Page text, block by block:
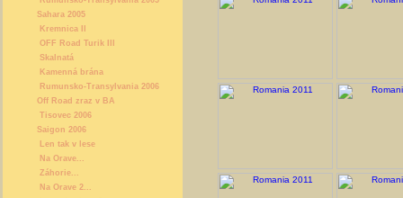
Sahara 2005
Kremnica II
OFF Road Turik III
Skalnatá
Kamenná brána
Rumunsko-Transylvania 2006
Off Road zraz v BA
Tisovec 2006
Saigon 2006
Len tak v lese
Na Orave...
Záhorie...
Na Orave 2...